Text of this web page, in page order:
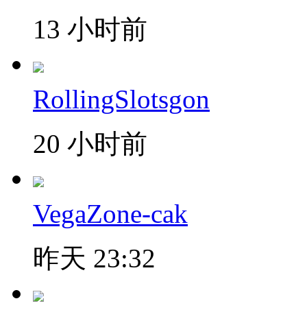
13 小时前
RollingSlotsgon
20 小时前
VegaZone-cak
昨天 23:32